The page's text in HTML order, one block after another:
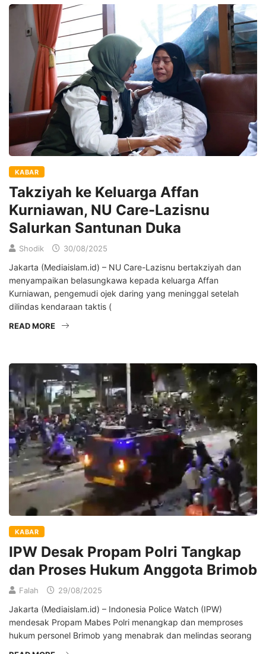
KABAR
Takziyah ke Keluarga Affan
Kurniawan, NU Care-Lazisnu
Salurkan Santunan Duka
Shodik 30/08/2025
Jakarta (Mediaislam.id) – NU Care-Lazisnu bertakziyah dan
menyampaikan belasungkawa kepada keluarga Affan
Kurniawan, pengemudi ojek daring yang meninggal setelah
dilindas kendaraan taktis (
READ MORE
KABAR
IPW Desak Propam Polri Tangkap
dan Proses Hukum Anggota Brimob
Falah 29/08/2025
Jakarta (Mediaislam.id) – Indonesia Police Watch (IPW)
mendesak Propam Mabes Polri menangkap dan memproses
hukum personel Brimob yang menabrak dan melindas seorang